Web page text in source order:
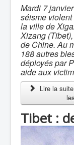
Mardi 7
séisme
la ville de
Xizang
de Chine. Au
188 autres
déployés par
aide aux
Lire la
Tibet :